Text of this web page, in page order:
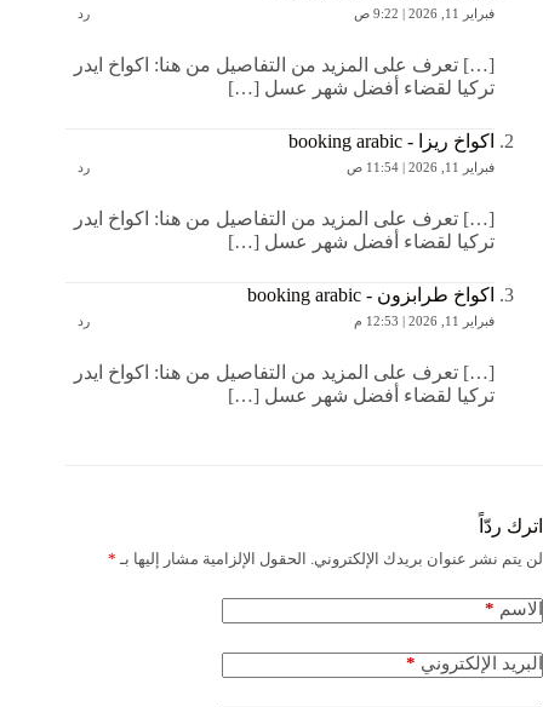
فبراير 11, 2026 | 9:22 ص رد
[…] تعرف على المزيد من التفاصيل من هنا: اكواخ ايدر
تركيا لقضاء أفضل شهر عسل […]
اكواخ ريزا - booking arabic
فبراير 11, 2026 | 11:54 ص رد
[…] تعرف على المزيد من التفاصيل من هنا: اكواخ ايدر
تركيا لقضاء أفضل شهر عسل […]
اكواخ طرابزون - booking arabic
فبراير 11, 2026 | 12:53 م رد
[…] تعرف على المزيد من التفاصيل من هنا: اكواخ ايدر
تركيا لقضاء أفضل شهر عسل […]
اترك ردّاً
لن يتم نشر عنوان بريدك الإلكتروني. الحقول الإلزامية مشار إليها بـ *
الاسم *
البريد الإلكتروني *